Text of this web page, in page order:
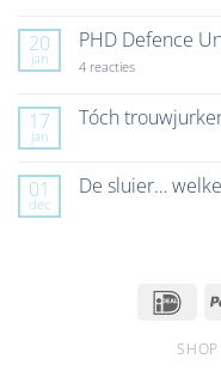
Vanaf
7
mei
up
store
20
jan
PHD Defence
4 reactiesop
University
17
jan
Tóch
Tóch
01
dec
De sluier…
SHOP